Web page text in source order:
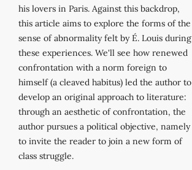
his lovers in Paris. Against this backdrop,
this article aims to explore the forms of the
sense of abnormality felt by É. Louis during
these experiences. We'll see how renewed
confrontation with a norm foreign to
himself (a cleaved habitus) led the author to
develop an original approach to literature:
through an aesthetic of confrontation, the
author pursues a political objective, namely
to invite the reader to join a new form of
class struggle.